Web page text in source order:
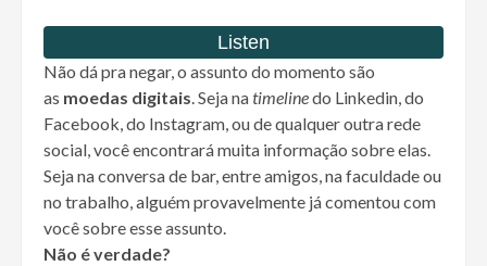
Não dá pra negar, o assunto do momento são
as moedas digitais. Seja natimelinedo Linkedin, do
Facebook, do Instagram, ou de qualquer outra rede
social, você encontrará muita informação sobre elas.
Seja na conversa de bar, entre amigos, na faculdade ou
no trabalho, alguém provavelmente já comentou com
você sobre esse assunto.
Não é verdade?